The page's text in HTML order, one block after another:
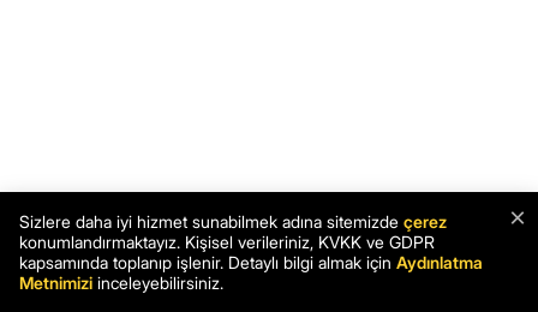
×
Sizlere daha iyi hizmet sunabilmek adına sitemizde çerez
konumlandırmaktayız. Kişisel verileriniz, KVKK ve GDPR
kapsamında toplanıp işlenir. Detaylı bilgi almak için Aydınlatma
Metnimizi inceleyebilirsiniz.